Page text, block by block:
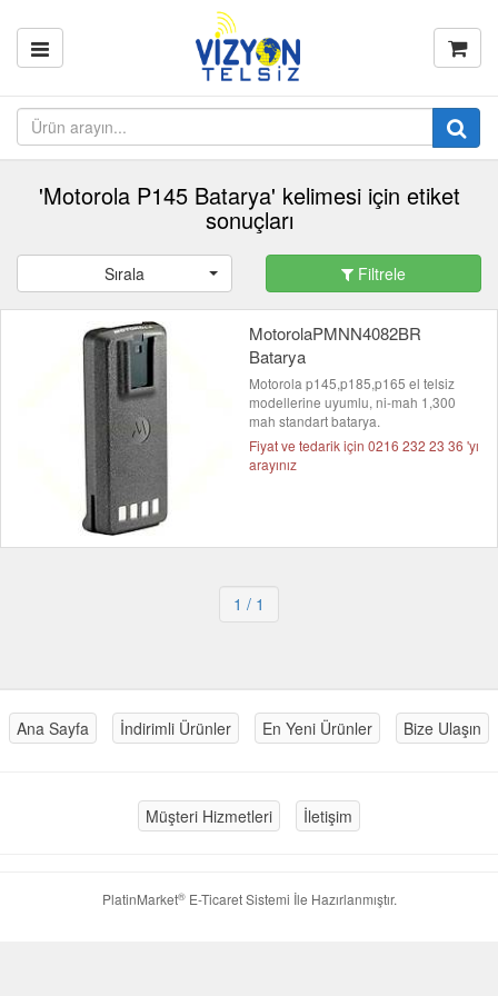
'Motorola P145 Batarya' kelimesi için etiket
sonuçları
Sırala Filtrele
MotorolaPMNN4082BR
Batarya
Motorola p145,p185,p165 el telsiz
modellerine uyumlu, ni-mah 1,300
mah standart batarya.
Fiyat ve tedarik için 0216 232 23 36 'yı
arayınız
1 / 1
Ana Sayfa İndirimli Ürünler En Yeni Ürünler Bize Ulaşın
Müşteri Hizmetleri İletişim
PlatinMarket®E-Ticaret Sistemi İle Hazırlanmıştır.